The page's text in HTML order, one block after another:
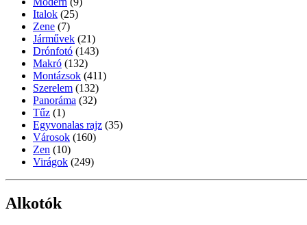
Italok (25)
Zene (7)
Járművek (21)
Drónfotó (143)
Makró (132)
Montázsok (411)
Szerelem (132)
Panoráma (32)
Tűz (1)
Egyvonalas rajz (35)
Városok (160)
Zen (10)
Virágok (249)
Alkotók